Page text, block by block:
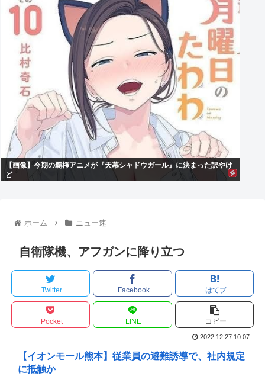
【画像】今期の覇権アニメが『天幕シャドウガール』に決まった訳やけ
ど
ホーム ニュー速
自衛隊機、アフガンに降り立つ
Twitter Facebook はてブ
Pocket LINE コピー
2022.12.27 10:07
【イオンモール熊本】従業員の避難誘導で、社内規定
に抵触か